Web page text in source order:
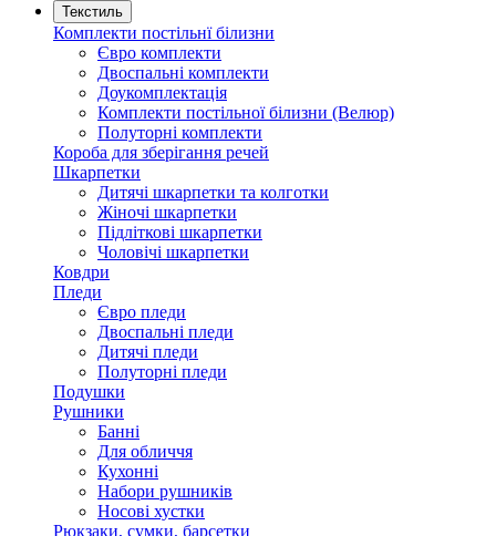
Текстиль
Комплекти постільнї білизни
Євро комплекти
Двоспальні комплекти
Доукомплектація
Комплекти постільної білизни (Велюр)
Полуторні комплекти
Короба для зберігання речей
Шкарпетки
Дитячі шкарпетки та колготки
Жіночі шкарпетки
Підліткові шкарпетки
Чоловічі шкарпетки
Ковдри
Пледи
Євро пледи
Двоспальні пледи
Дитячі пледи
Полуторні пледи
Подушки
Рушники
Банні
Для обличчя
Кухонні
Набори рушників
Носові хустки
Рюкзаки, сумки, барсетки